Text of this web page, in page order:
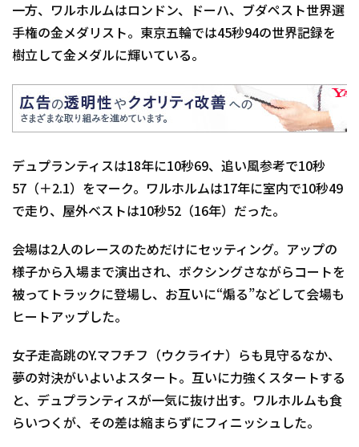
一方、ワルホルムはロンドン、ドーハ、ブダペスト世界選
手権の金メダリスト。東京五輪では45秒94の世界記録を
樹立して金メダルに輝いている。
デュプランティスは18年に10秒69、追い風参考で10秒
57（＋2.1）をマーク。ワルホルムは17年に室内で10秒49
で走り、屋外ベストは10秒52（16年）だった。
会場は2人のレースのためだけにセッティング。アップの
様子から入場まで演出され、ボクシングさながらコートを
被ってトラックに登場し、お互いに“煽る”などして会場も
ヒートアップした。
女子走高跳のY.マフチフ（ウクライナ）らも見守るなか、
夢の対決がいよいよスタート。互いに力強くスタートする
と、デュプランティスが一気に抜け出す。ワルホルムも食
らいつくが、その差は縮まらずにフィニッシュした。